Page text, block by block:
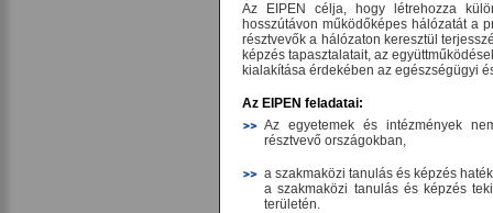
Az EIPEN célja, hogy létrehozza
hosszútávon működőképes hálózatát a
résztvevők a hálózaton keresztül
képzés tapasztalatait, az
kialakítása érdekében az egészségügyi
Az EIPEN feladatai:
Az egyetemek és intézmények
résztvevő országokban,
a szakmaközi tanulás és képzés
a szakmaközi tanulás és képzés
területén.